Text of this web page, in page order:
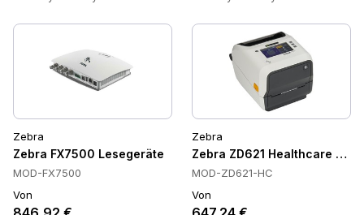
Zebra
Zebra FX7500 Lesegeräte
MOD-FX7500
Von
Zebra
Zebra ZD621 Healthcare
MOD-ZD621-HC
Von